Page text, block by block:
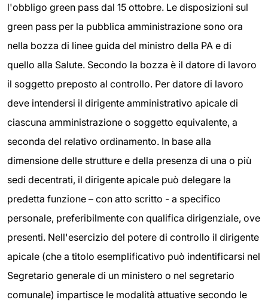
l'obbligo green pass dal 15 ottobre. Le disposizioni sul
green pass per la pubblica amministrazione sono ora
nella bozza di linee guida del ministro della PA e di
quello alla Salute. Secondo la bozza è il datore di lavoro
il soggetto preposto al controllo. Per datore di lavoro
deve intendersi il dirigente amministrativo apicale di
ciascuna amministrazione o soggetto equivalente, a
seconda del relativo ordinamento. In base alla
dimensione delle strutture e della presenza di una o più
sedi decentrati, il dirigente apicale può delegare la
predetta funzione – con atto scritto - a specifico
personale, preferibilmente con qualifica dirigenziale, ove
presenti. Nell'esercizio del potere di controllo il dirigente
apicale (che a titolo esemplificativo può indentificarsi nel
Segretario generale di un ministero o nel segretario
comunale) impartisce le modalità attuative secondo le